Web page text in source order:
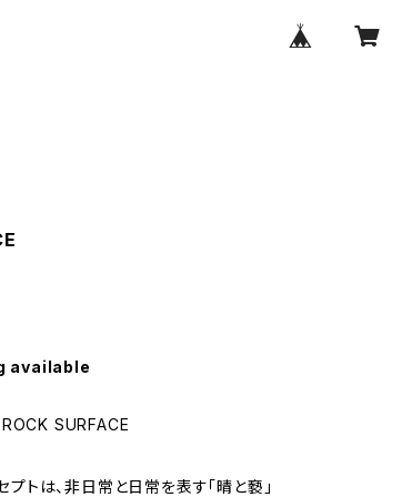
available
ROCK SURFACE
トは、非日常と日常を表す「晴と褻」